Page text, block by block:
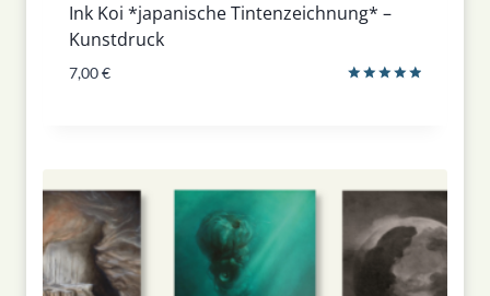
Ink Koi *japanische Tintenzeichnung* –
Kunstdruck
7,00€